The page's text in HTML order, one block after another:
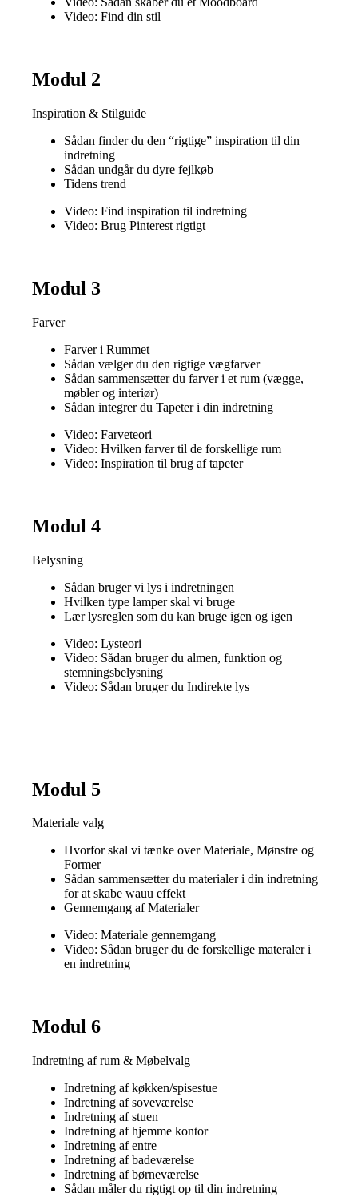
Video: Find din stil
Modul 2
Inspiration & Stilguide
Sådan finder du den “rigtige” inspiration til din
indretning
Sådan undgår du dyre fejlkøb
Tidens trend
Video: Find inspiration til indretning
Video: Brug Pinterest rigtigt
Modul 3
Farver
Farver i Rummet
Sådan vælger du den rigtige vægfarver
Sådan sammensætter du farver i et rum (vægge,
møbler og interiør)
Sådan integrer du Tapeter i din indretning
Video: Farveteori
Video: Hvilken farver til de forskellige rum
Video: Inspiration til brug af tapeter
Modul 4
Belysning
Sådan bruger vi lys i indretningen
Hvilken type lamper skal vi bruge
Lær lysreglen som du kan bruge igen og igen
Video: Lysteori
Video: Sådan bruger du almen, funktion og
stemningsbelysning
Video: Sådan bruger du Indirekte lys
Modul 5
Materiale valg
Hvorfor skal vi tænke over Materiale, Mønstre og
Former
Sådan sammensætter du materialer i din indretning
for at skabe wauu effekt
Gennemgang af Materialer
Video: Materiale gennemgang
Video: Sådan bruger du de forskellige materaler i
en indretning
Modul 6
Indretning af rum & Møbelvalg
Indretning af køkken/spisestue
Indretning af soveværelse
Indretning af stuen
Indretning af hjemme kontor
Indretning af entre
Indretning af badeværelse
Indretning af børneværelse
Sådan måler du rigtigt op til din indretning